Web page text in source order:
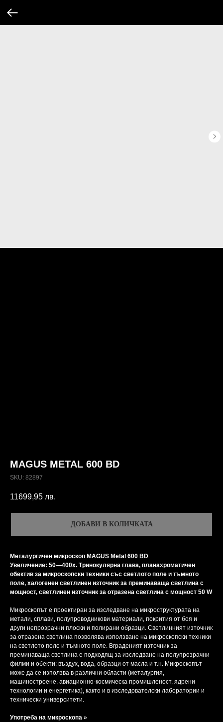
MAGUS METAL 600 BD
SKU: 82897
11699,95 лв.
ДОБАВИ В КОЛИЧКАТА
Металургичен микроскоп MAGUS Metal 600 BD
Увеличение: 50—400x. Тринокулярна глава, планахроматичен
обектив за микроскопски техники със светлото поле и тъмното
поле, халогенен светлинен източник за преминаваща светлина с
мощност, светлинен източник за отразена светлина с мощност 50 W
Микроскопът е проектиран за изследване на микроструктурата на
метали, сплави, полупроводникови материали, покрития от боя и
други непрозрачни плоски и полирани образци. Светлинният източник
за отразена светлина позволява използване на микроскопски техники
на светлото поле и тъмното поле. Вграденият източник за
преминаваща светлина е подходящ за изследване на полупрозрачни
филми и обекти: въздух, вода, образци от масла и т.н. Микроскопът
може да се използва в различни области (металургия,
машиностроене, авиационно-космическа промишленост, ядрени
технологии и енергетика), както и в изследователски лаборатории и
технически университети.
Употреба на микроскопа »